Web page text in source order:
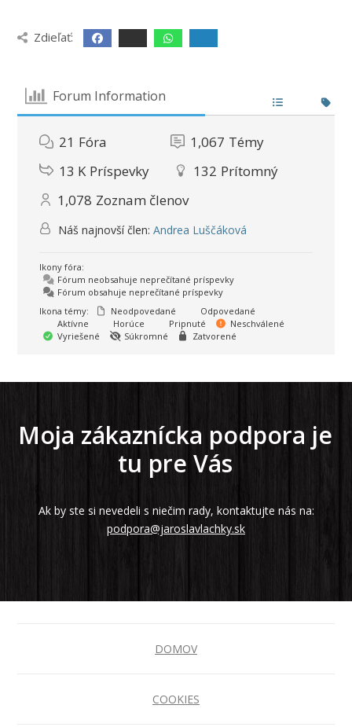
Zdieľať:
Forum Information
21 Fóra 1,067 Témy
13 K Príspevky 132 Prítomný
1,078 Zoznam členov
Náš najnovší člen:Andrea Luščáková
Ikony fóra:
Fórum neobsahuje neprečítané príspevky
Fórum obsahuje neprečítané príspevky
Ikona témy:
Neodpovedané
Odpovedané
Aktívne
Horúce Pripnuté
Neschválené
Vyriešené
Súkromné Zatvorené
Moja zákaznícka podpora je
tu pre Vás
Ak by ste si nevedeli s niečim rady, kontaktujte nás na:
podpora@jaroslavlachky.sk
DOMOV
COOKIES